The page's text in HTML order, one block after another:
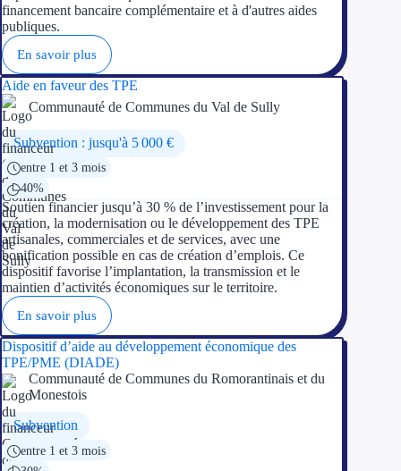
financement bancaire complémentaire et à d'autres aides
publiques.
En savoir plus
Aide en faveur des TPE
Communauté de Communes du Val de Sully
Subvention : jusqu'à 5 000 €
entre 1 et 3 mois
40%
Soutien financier jusqu’à 30 % de l’investissement pour la
création, la modernisation ou le développement des TPE
artisanales, commerciales et de services, avec une
bonification possible en cas de création d’emplois. Ce
dispositif favorise l’implantation, la transmission et le
maintien d’activités économiques sur le territoire.
En savoir plus
Dispositif d’aide au développement économique des
TPE/PME (DIADE)
Communauté de Communes du Romorantinais et du
Monestois
Subvention
entre 1 et 3 mois